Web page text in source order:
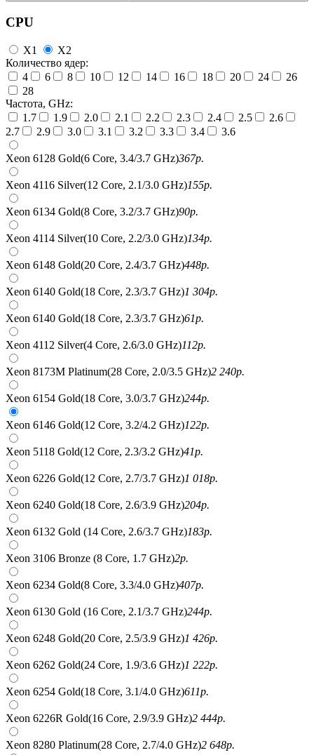
CPU
X1
X2
Количество ядер:
4
6 8 10 12 14 16 18 20 24
26
28
Частота, GHz:
1.7
1.9 2.0 2.1 2.2 2.3 2.4 2.5
2.6
2.7
2.9 3.0 3.1 3.2 3.3 3.4 3.6
Xeon 6128 Gold(6 Core, 3.4/3.7 GHz)367р.
Xeon 4116 Silver(12 Core, 2.1/3.0 GHz)155р.
Xeon 6134 Gold(8 Core, 3.2/3.7 GHz)90р.
Xeon 4114 Silver(10 Core, 2.2/3.0 GHz)134р.
Xeon 6148 Gold(20 Core, 2.4/3.7 GHz)448р.
Xeon 6140 Gold(18 Core, 2.3/3.7 GHz)1 304р.
Xeon 6140 Gold(18 Core, 2.3/3.7 GHz)61р.
Xeon 4112 Silver(4 Core, 2.6/3.0 GHz)112р.
Xeon 8173M Platinum(28 Core, 2.0/3.5 GHz)2 240р.
Xeon 6154 Gold(18 Core, 3.0/3.7 GHz)244р.
Xeon 6146 Gold(12 Core, 3.2/4.2 GHz)122р.
Xeon 5118 Gold(12 Core, 2.3/3.2 GHz)41р.
Xeon 6226 Gold(12 Core, 2.7/3.7 GHz)1 018р.
Xeon 6240 Gold(18 Core, 2.6/3.9 GHz)204р.
Xeon 6132 Gold (14 Core, 2.6/3.7 GHz)183р.
Xeon 3106 Bronze (8 Core, 1.7 GHz)2р.
Xeon 6234 Gold(8 Core, 3.3/4.0 GHz)407р.
Xeon 6130 Gold (16 Core, 2.1/3.7 GHz)244р.
Xeon 6248 Gold(20 Core, 2.5/3.9 GHz)1 426р.
Xeon 6262 Gold(24 Core, 1.9/3.6 GHz)1 222р.
Xeon 6254 Gold(18 Core, 3.1/4.0 GHz)611р.
Xeon 6226R Gold(16 Core, 2.9/3.9 GHz)2 444р.
Xeon 8280 Platinum(28 Core, 2.7/4.0 GHz)2 648р.